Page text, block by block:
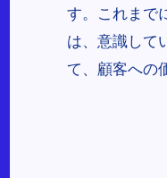
す。これまで
は、意識して
て、顧客への